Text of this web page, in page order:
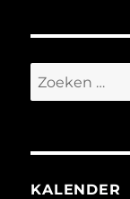
Zoeken
naar:
KALENDER